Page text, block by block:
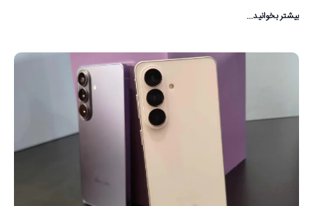
بیشتر بخوانید...